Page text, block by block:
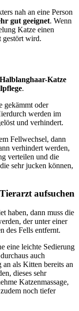
nah an eine Person
gut geeignet. Wenn
Katze einen
gestört wird.
Halblanghaar-Katze
.
gekämmt oder
werden im
und verhindert.
Fellwechsel, dann
verhindert werden,
verteilen und die
sehr jucken können,
aufsuchen
haben, dann muss die
der unter einer
des Fells entfernt.
eine leichte Sedierung
auch
als Kitten bereits an
dieses sehr
Katzenmassage,
noch tiefer